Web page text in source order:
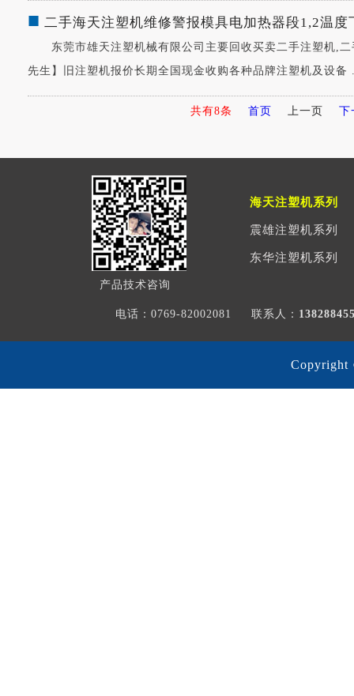
■ 二手海天注塑机维修警报模具电加热器段1,2温
东莞市雄天注塑机械有限公司主要回收买卖二手注塑机,二
先生】旧注塑机报价长期全国现金收购各种品牌注塑机及设
共有8条 首页 上一页 下
产品技术咨询
海天注塑机系列
震雄注塑机系列
东华注塑机系列
电话：0769-82002081 联系人：
Copyright